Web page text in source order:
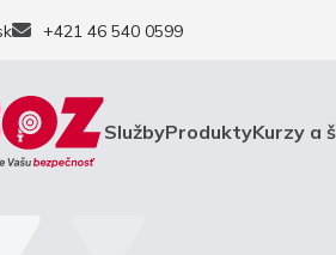
+421 46 540 0599
SlužbyProduktyKurzy a